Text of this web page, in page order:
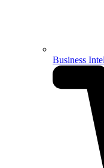
Business